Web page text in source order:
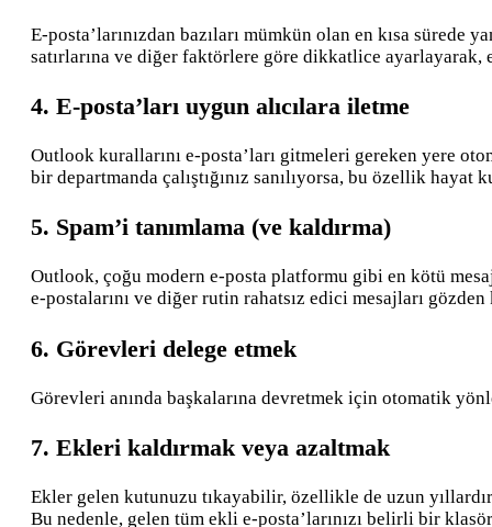
E-posta’larınızdan bazıları mümkün olan en kısa
satırlarına ve diğer faktörlere göre dikkatlice
4. E-posta’ları uygun alıcılara iletme
Outlook kurallarını e-posta’ları gitmeleri gereken yere
bir departmanda çalıştığınız sanılıyorsa, bu özellik hayat
5. Spam’i tanımlama (ve kaldırma)
Outlook, çoğu modern e-posta platformu gibi en kötü
e-postalarını ve diğer rutin rahatsız edici mesajları
6. Görevleri delege etmek
Görevleri anında başkalarına devretmek için otomatik
7. Ekleri kaldırmak veya azaltmak
Ekler gelen kutunuzu tıkayabilir, özellikle de uzun
Bu nedenle, gelen tüm ekli e-posta’larınızı belirli bir